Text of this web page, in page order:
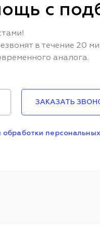
с
в течение 20
аналога.
ЗАКАЗАТЬ
обработки